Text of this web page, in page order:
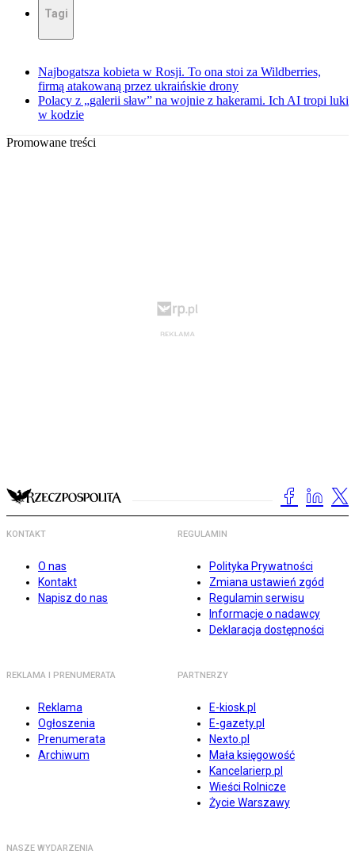
Tagi
Najbogatsza kobieta w Rosji. To ona stoi za Wildberries,
firmą atakowaną przez ukraińskie drony
Polacy z „galerii sław” na wojnie z hakerami. Ich AI tropi luki
w kodzie
Promowane treści
KONTAKT
O nas
Kontakt
Napisz do nas
REGULAMIN
Polityka Prywatności
Zmiana ustawień zgód
Regulamin serwisu
Informacje o nadawcy
Deklaracja dostępności
REKLAMA I PRENUMERATA
Reklama
Ogłoszenia
Prenumerata
Archiwum
PARTNERZY
E-kiosk.pl
E-gazety.pl
Nexto.pl
Mała księgowość
Kancelarierp.pl
Wieści Rolnicze
Życie Warszawy
NASZE WYDARZENIA